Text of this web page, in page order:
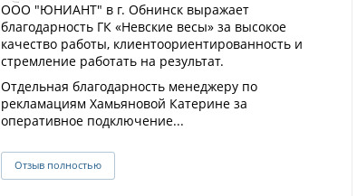
ООО "ЮНИАНТ" в г. Обнинск выражает
благодарность ГК «Невские весы» за высокое
качество работы, клиентоориентированность и
стремление работать на результат.
Отдельная благодарность менеджеру по
рекламациям Хамьяновой Катерине за
оперативное подключение...
Отзыв полностью